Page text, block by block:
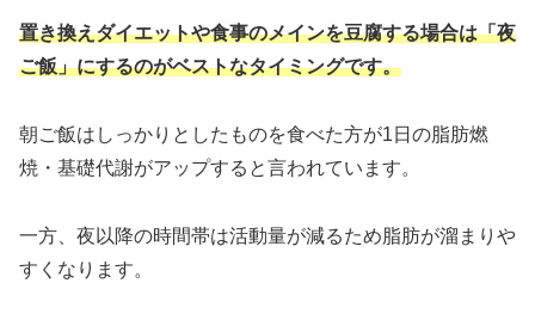
置き換えダイエットや食事のメインを豆腐する場合は「夜
ご飯」にするのがベストなタイミングです。
朝ご飯はしっかりとしたものを食べた方が1日の脂肪燃
焼・基礎代謝がアップすると言われています。
一方、夜以降の時間帯は活動量が減るため脂肪が溜まりや
すくなります。